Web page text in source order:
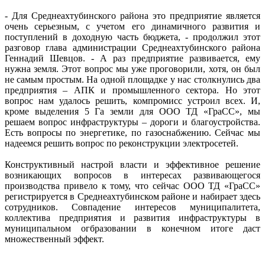
- Для Среднеахтубинского района это предприятие является
очень серьезным, с учетом его динамичного развития и
поступлений в доходную часть бюджета, - продолжил этот
разговор глава администрации Среднеахтубинского района
Геннадий Шевцов. - А раз предприятие развивается, ему
нужна земля. Этот вопрос мы уже проговорили, хотя, он был
не самым простым. На одной площадке у нас столкнулись два
предприятия – АПК и промышленного сектора. Но этот
вопрос нам удалось решить, компромисс устроил всех. И,
кроме выделения 5 Га земли для ООО ТД «ГраСС», мы
решаем вопрос инфраструктуры – дороги и благоустройства.
Есть вопросы по энергетике, по газоснабжению. Сейчас мы
надеемся решить вопрос по реконструкции электросетей.
Конструктивный настрой власти и эффективное решение
возникающих вопросов в интересах развивающегося
производства привело к тому, что сейчас ООО ТД «ГраСС»
регистрируется в Среднеахтубинском районе и набирает здесь
сотрудников. Совпадение интересов муниципалитета,
коллектива предприятия и развития инфраструктуры в
муниципальном огбразовании в конечном итоге даст
множественный эффект.